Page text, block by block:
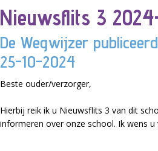
Nieuwsflits 3
De Wegwijzer
25-10-2024
Beste ouder/verzorger,
Hierbij reik ik u Nieuwsflits 3 van dit
informeren over onze school. Ik wens u